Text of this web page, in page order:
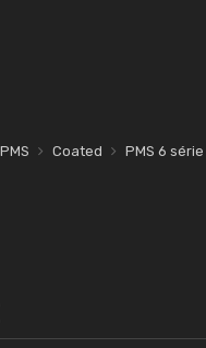
Coated
PMS 6 série